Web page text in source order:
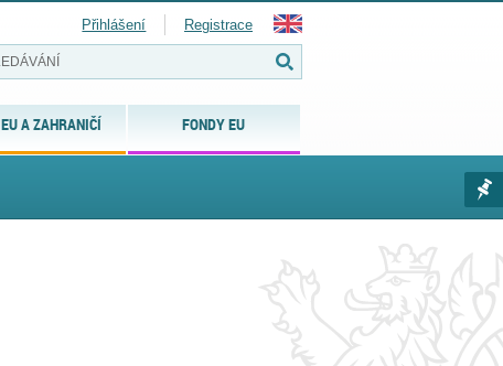
EU A ZAHRANIČÍ FONDY EU
Přihlášení Registrace